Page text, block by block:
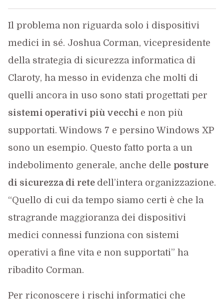
Il problema non riguarda solo i dispositivi
medici in sé. Joshua Corman, vicepresidente
della strategia di sicurezza informatica di
Claroty, ha messo in evidenza che molti di
quelli ancora in uso sono stati progettati per
sistemi operativi più vecchi e non più
supportati. Windows 7 e persino Windows XP
sono un esempio. Questo fatto porta a un
indebolimento generale, anche delle posture
di sicurezza di rete dell’intera organizzazione.
“Quello di cui da tempo siamo certi è che la
stragrande maggioranza dei dispositivi
medici connessi funziona con sistemi
operativi a fine vita e non supportati” ha
ribadito Corman.
Per riconoscere i rischi informatici che